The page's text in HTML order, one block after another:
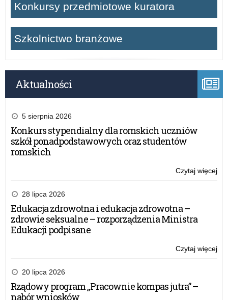
Konkursy przedmiotowe kuratora
Szkolnictwo branżowe
Aktualności
5 sierpnia 2026
Konkurs stypendialny dla romskich uczniów
szkół ponadpodstawowych oraz studentów
romskich
Czytaj więcej
28 lipca 2026
Edukacja zdrowotna i edukacja zdrowotna –
zdrowie seksualne – rozporządzenia Ministra
Edukacji podpisane
Czytaj więcej
20 lipca 2026
Rządowy program „Pracownie kompas jutra” –
nabór wniosków